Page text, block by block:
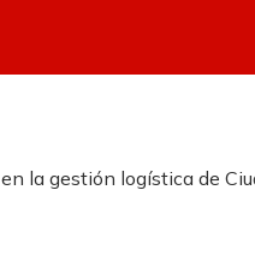
la gestión logística de